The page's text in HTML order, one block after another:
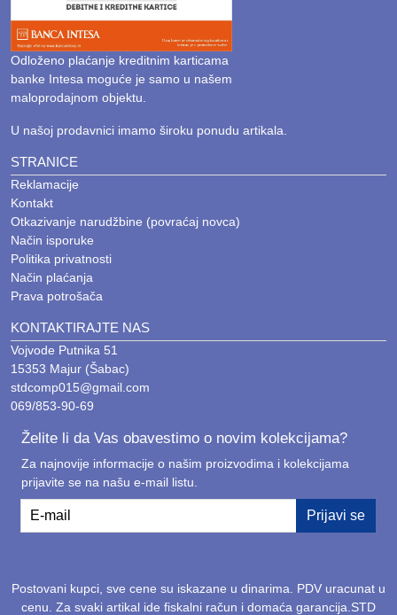
Odloženo plaćanje kreditnim karticama
banke Intesa moguće je samo u našem
maloprodajnom objektu.
U našoj prodavnici imamo široku ponudu artikala.
STRANICE
Reklamacije
Kontakt
Otkazivanje narudžbine (povraćaj novca)
Način isporuke
Politika privatnosti
Način plaćanja
Prava potrošača
KONTAKTIRAJTE NAS
Vojvode Putnika 51
15353 Majur (Šabac)
stdcomp015@gmail.com
069/853-90-69
Želite li da Vas obavestimo o novim kolekcijama?
Za najnovije informacije o našim proizvodima i kolekcijama
prijavite se na našu e-mail listu.
E-mail
Prijavi se
Postovani kupci, sve cene su iskazane u dinarima. PDV uracunat u
cenu. Za svaki artikal ide fiskalni račun i domaća garancija.STD